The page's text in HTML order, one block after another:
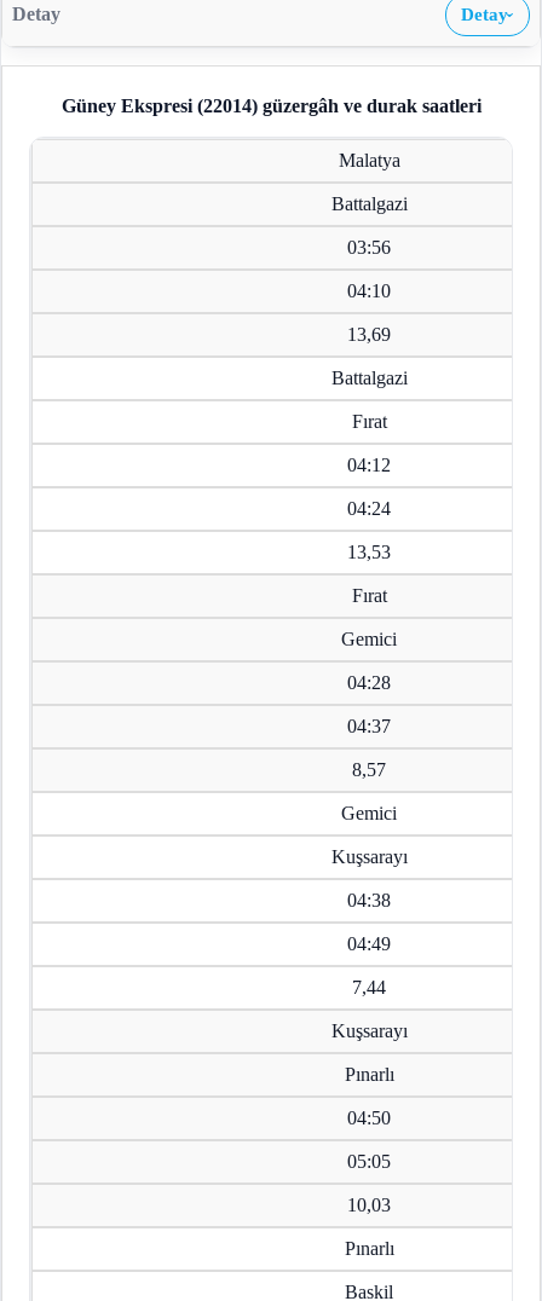
Detay›
Güney Ekspresi (22014)güzergâh ve durak saatleri
Malatya
Battalgazi
03:56
04:10
13,69
Battalgazi
Fırat
04:12
04:24
13,53
Fırat
Gemici
04:28
04:37
8,57
Gemici
Kuşsarayı
04:38
04:49
7,44
Kuşsarayı
Pınarlı
04:50
05:05
10,03
Pınarlı
Baskil